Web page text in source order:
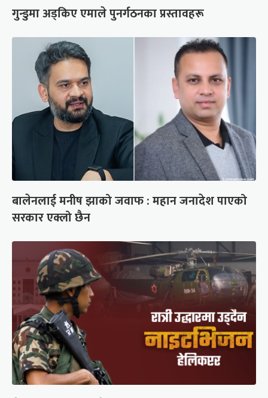
गुन्डुमा अड्किए एमाले पुनर्गठनका प्रस्तावहरू
बालेनलाई मनीष झाको जवाफ : महान जनादेश पाएको
सरकार एक्लो छैन